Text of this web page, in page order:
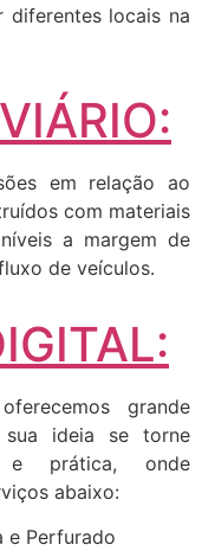
diferentes locais na
em relação ao
com materiais
a margem de
de veículos.
grande
ideia se torne
prática, onde
abaixo:
e Perfurado